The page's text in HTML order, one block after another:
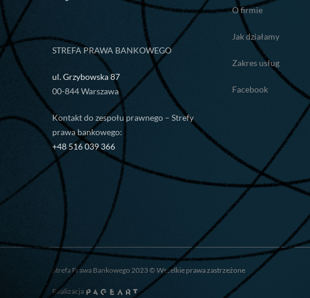
STREFA PRAWA BANKOWEGO
ul. Grzybowska 87
00-844 Warszawa
Kontakt do zespołu prawnego – Strefy
prawa bankowego:
+48 516 039 366
O firmie
Jak działamy
Zakres usług
Facebook
Strefa Prawa Bankowego 2023 © Wszelkie prawa zastrzeżone
Realizacja